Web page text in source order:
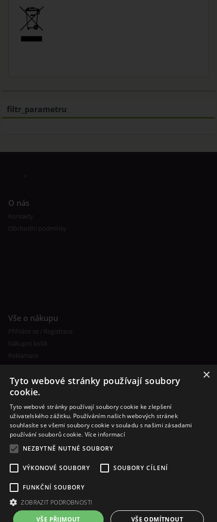
filtr_parametru
O nás
Kontakty
Obchodní podmínky
Vše o nákupu
Přihlásit se / Registrace
Nákupní košík
Reklamace
Další informace
Ceny poštovného
×
Tyto webové stránky používají soubory
cookie.
Tyto webové stránky používají soubory cookie ke zlepšení
uživatelského zážitku. Používáním našich webových stránek
souhlasíte se všemi soubory cookie v souladu s našimi zásadami
používání souborů cookie. Více informací
NEZBYTNĚ NUTNÉ SOUBORY
VÝKONOVÉ SOUBORY SOUBORY CÍLENÍ
FUNKČNÍ SOUBORY
ZOBRAZIT PODROBNOSTI
VŠE PŘIJMOUT VŠE ODMÍTNOUT